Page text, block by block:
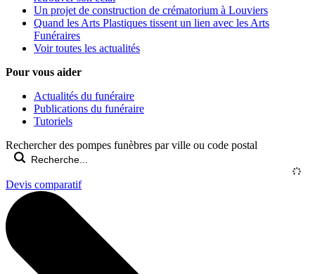
Un projet de construction de crématorium à Louviers
Quand les Arts Plastiques tissent un lien avec les Arts
Funéraires
Voir toutes les actualités
Pour vous aider
Actualités du funéraire
Publications du funéraire
Tutoriels
Rechercher des pompes funèbres par ville ou code postal
Devis comparatif